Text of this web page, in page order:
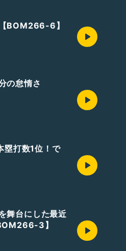
BOM266-6】
の怠惰さ
塁打数1位！で
舞台にした最近
3】